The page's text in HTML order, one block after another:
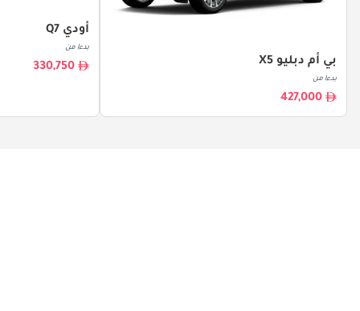
بي أم دبليو X5
بدءا من
427,000
أودي Q7
بدءا من
330,750